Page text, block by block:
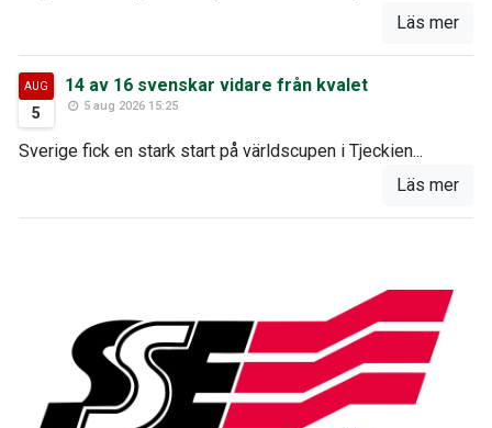
Läs mer
AUG
5
14 av 16 svenskar vidare från kvalet
5 aug 2026 15:25
Sverige fick en stark start på världscupen i Tjeckien...
Läs mer